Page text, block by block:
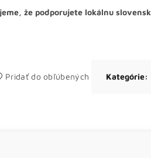
že podporujete lokálnu
Pridať do obľúbených Kategórie: